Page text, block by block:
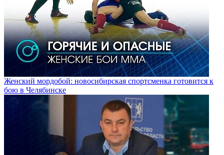
Женский мордобой: новосибирская спортсменка готовится к
бою в Челябинске